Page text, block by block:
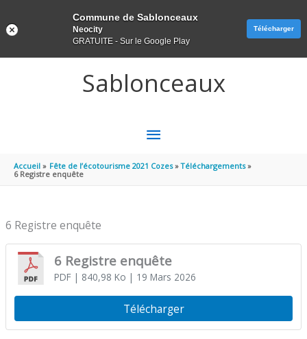
Sablonceaux
MENU
PRINCIPAL
Accueil Fête de l’écotourisme 2021 Cozes
Téléchargements
6 Registre enquête
6 Registre enquête
6 Registre enquête
PDF| 840,98 Ko | 19 Mars 2026
Télécharger
Commune de Sablonceaux
Neocity
GRATUITE - Sur le Google Play
Télécharger